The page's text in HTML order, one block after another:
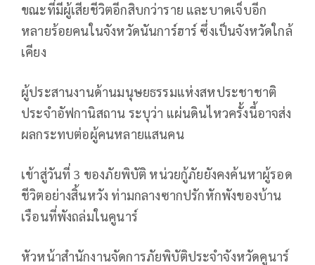
ขณะที่มีผู้เสียชีวิตอีกสิบกว่าราย และบาดเจ็บอีก
หลายร้อยคนในจังหวัดนันการ์ฮาร์ ซึ่งเป็นจังหวัดใกล้
เคียง
ผู้ประสานงานด้านมนุษยธรรมแห่งสหประชาชาติ
ประจำอัฟกานิสถาน ระบุว่า แผ่นดินไหวครั้งนี้อาจส่ง
ผลกระทบต่อผู้คนหลายแสนคน
เข้าสู่วันที่ 3 ของภัยพิบัติ หน่วยกู้ภัยยังคงค้นหาผู้รอด
ชีวิตอย่างสิ้นหวัง ท่ามกลางซากปรักหักพังของบ้าน
เรือนที่พังถล่มในคูนาร์
หัวหน้าสำนักงานจัดการภัยพิบัติประจำจังหวัดคูนาร์